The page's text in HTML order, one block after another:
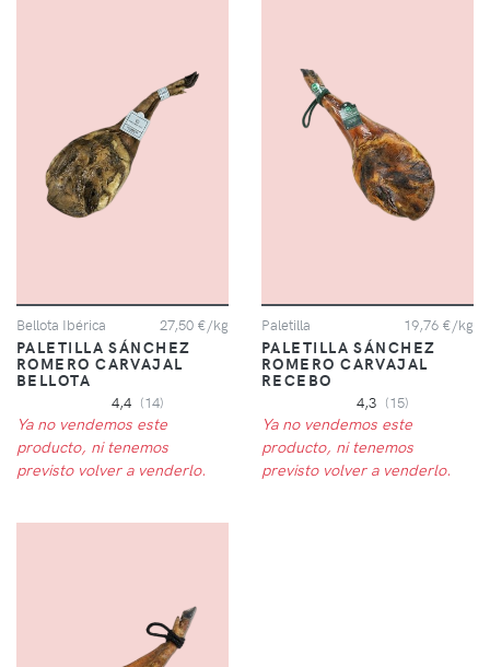
Bellota Ibérica 27,50 €/kg
PALETILLA SÁNCHEZ
ROMERO CARVAJAL
BELLOTA
4,4 (14)
Ya no vendemos este
producto, ni tenemos
previsto volver a venderlo.
Paletilla 19,76 €/kg
PALETILLA SÁNCHEZ
ROMERO CARVAJAL
RECEBO
4,3 (15)
Ya no vendemos este
producto, ni tenemos
previsto volver a venderlo.